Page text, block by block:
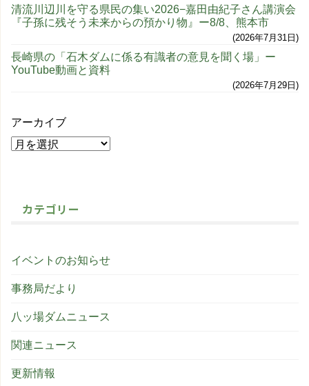
清流川辺川を守る県民の集い2026−嘉田由紀子さん講演会
『子孫に残そう未来からの預かり物』ー8/8、熊本市
2026年7月31日
長崎県の「石木ダムに係る有識者の意見を聞く場」ー
YouTube動画と資料
2026年7月29日
アーカイブ
カテゴリー
イベントのお知らせ
事務局だより
八ッ場ダムニュース
関連ニュース
更新情報